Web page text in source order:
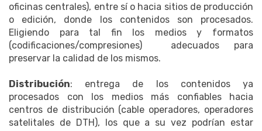
oficinas centrales), entre sí o hacia sitios de producción
o edición, donde los contenidos son procesados.
Eligiendo para tal fin los medios y formatos
(codificaciones/compresiones) adecuados para
preservar la calidad de los mismos.
Distribución: entrega de los contenidos ya
procesados con los medios más confiables hacia
centros de distribución (cable operadores, operadores
satelitales de DTH), los que a su vez podrían estar